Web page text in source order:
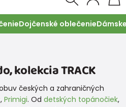
Dojčenské oblečenie
kolekcia TRACK
českých a zahraničných
, Primigi. Od detských topánočiek,